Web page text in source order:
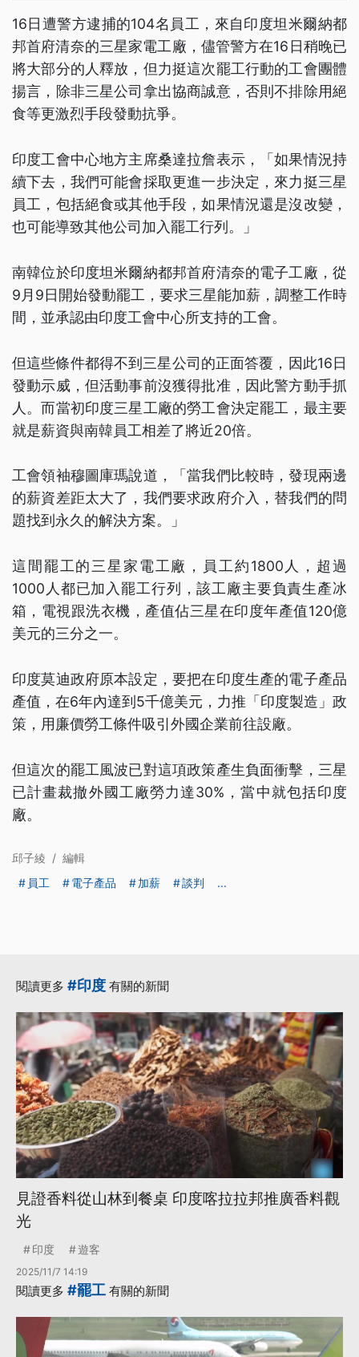
16日遭警方逮捕的104名員工，來自印度坦米爾納都
邦首府清奈的三星家電工廠，儘管警方在16日稍晚已
將大部分的人釋放，但力挺這次罷工行動的工會團體
揚言，除非三星公司拿出協商誠意，否則不排除用絕
食等更激烈手段發動抗爭。
印度工會中心地方主席桑達拉詹表示，「如果情況持
續下去，我們可能會採取更進一步決定，來力挺三星
員工，包括絕食或其他手段，如果情況還是沒改變，
也可能導致其他公司加入罷工行列。」
南韓位於印度坦米爾納都邦首府清奈的電子工廠，從
9月9日開始發動罷工，要求三星能加薪，調整工作時
間，並承認由印度工會中心所支持的工會。
但這些條件都得不到三星公司的正面答覆，因此16日
發動示威，但活動事前沒獲得批准，因此警方動手抓
人。而當初印度三星工廠的勞工會決定罷工，最主要
就是薪資與南韓員工相差了將近20倍。
工會領袖穆圖庫瑪說道，「當我們比較時，發現兩邊
的薪資差距太大了，我們要求政府介入，替我們的問
題找到永久的解決方案。」
這間罷工的三星家電工廠，員工約1800人，超過
1000人都已加入罷工行列，該工廠主要負責生產冰
箱，電視跟洗衣機，產值佔三星在印度年產值120億
美元的三分之一。
印度莫迪政府原本設定，要把在印度生產的電子產品
產值，在6年內達到5千億美元，力推「印度製造」政
策，用廉價勞工條件吸引外國企業前往設廠。
但這次的罷工風波已對這項政策產生負面衝擊，三星
已計畫裁撤外國工廠勞力達30%，當中就包括印度
廠。
邱子綾 / 編輯
員工
電子產品 加薪 談判 ...
閱讀更多 #印度 有關的新聞
見證香料從山林到餐桌 印度喀拉拉邦推廣香料觀
光
印度 遊客
2025/11/7 14:19
閱讀更多 #罷工 有關的新聞